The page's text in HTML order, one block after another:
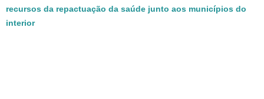
recursos da repactuação da saúde junto aos municípios do
interior